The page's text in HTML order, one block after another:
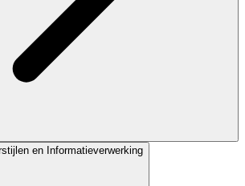
en Informatieverwerking